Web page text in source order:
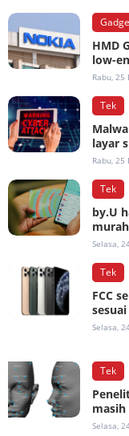
HMD
low-
Rabu,
Tek
layar
Rabu, 25
Tek
by.U
murah
Selasa,
Tek
FCC
Selasa,
Tek
masih
Selasa,